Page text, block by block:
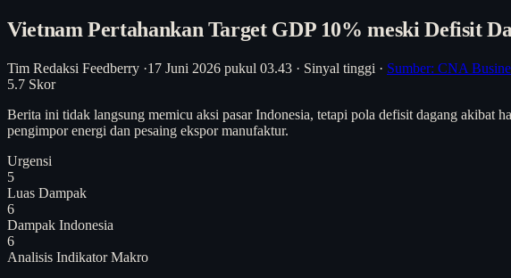
Vietnam Pertahankan Target GDP 10% meski Defisit
Tim Redaksi Feedberry ·17 Juni 2026 pukul 03.43 · Sinyal tinggi · Sumber: CNA
5.7 Skor
Berita ini tidak langsung memicu aksi pasar Indonesia, tetapi pola defisit dagang akibat
pengimpor energi dan pesaing ekspor manufaktur.
Urgensi
5
Luas Dampak
6
Dampak Indonesia
6
Analisis Indikator Makro